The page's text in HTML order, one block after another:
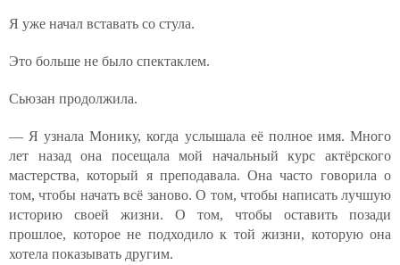
Я уже начал вставать со стула.
Это больше не было спектаклем.
Сьюзан продолжила.
— Я узнала Монику, когда услышала её полное имя. Много
лет назад она посещала мой начальный курс актёрского
мастерства, который я преподавала. Она часто говорила о
том, чтобы начать всё заново. О том, чтобы написать лучшую
историю своей жизни. О том, чтобы оставить позади
прошлое, которое не подходило к той жизни, которую она
хотела показывать другим.